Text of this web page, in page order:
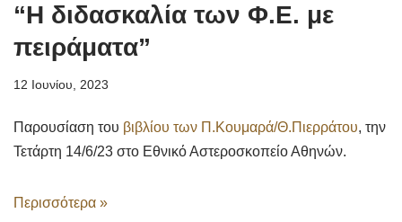
“Η διδασκαλία των Φ.Ε. με
πειράματα”
12 Ιουνίου, 2023
Παρουσίαση του βιβλίου των Π.Κουμαρά/Θ.Πιερράτου, την
Τετάρτη 14/6/23 στο Εθνικό Αστεροσκοπείο Αθηνών.
Περισσότερα »